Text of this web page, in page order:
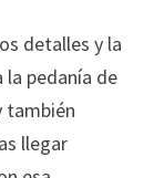
detalles y la
la pedanía de
también
llegar